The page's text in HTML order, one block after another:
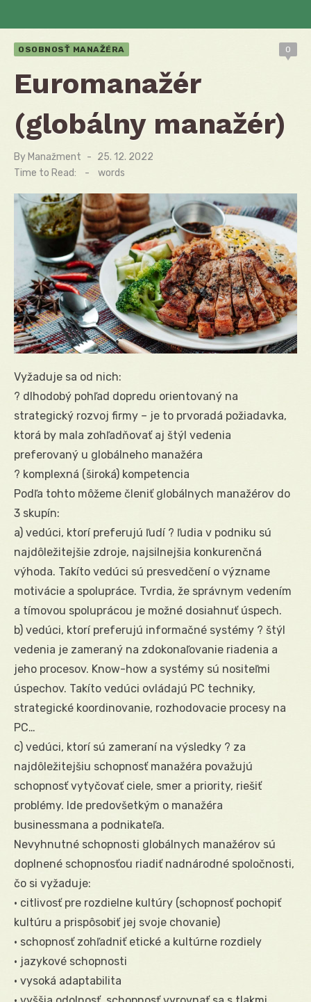
OSOBNOSŤ MANAŽÉRA 0
Euromanažér
(globálny manažér)
By Manažment
Posted
on
25. 12. 2022
Time to Read:
- words
Vyžaduje sa od nich:
? dlhodobý pohľad dopredu orientovaný na
strategický rozvoj firmy – je to prvoradá požiadavka,
ktorá by mala zohľadňovať aj štýl vedenia
preferovaný u globálneho manažéra
? komplexná (široká) kompetencia
Podľa tohto môžeme členiť globálnych manažérov do
3 skupín:
a) vedúci, ktorí preferujú ľudí ? ľudia v podniku sú
najdôležitejšie zdroje, najsilnejšia konkurenčná
výhoda. Takíto vedúci sú presvedčení o význame
motivácie a spolupráce. Tvrdia, že správnym vedením
a tímovou spoluprácou je možné dosiahnuť úspech.
b) vedúci, ktorí preferujú informačné systémy ? štýl
vedenia je zameraný na zdokonaľovanie riadenia a
jeho procesov. Know-how a systémy sú nositeľmi
úspechov. Takíto vedúci ovládajú PC techniky,
strategické koordinovanie, rozhodovacie procesy na
PC…
c) vedúci, ktorí sú zameraní na výsledky ? za
najdôležitejšiu schopnosť manažéra považujú
schopnosť vytyčovať ciele, smer a priority, riešiť
problémy. Ide predovšetkým o manažéra
businessmana a podnikateľa.
Nevyhnutné schopnosti globálnych manažérov sú
doplnené schopnosťou riadiť nadnárodné spoločnosti,
čo si vyžaduje:
• citlivosť pre rozdielne kultúry (schopnosť pochopiť
kultúru a prispôsobiť jej svoje chovanie)
• schopnosť zohľadniť etické a kultúrne rozdiely
• jazykové schopnosti
• vysoká adaptabilita